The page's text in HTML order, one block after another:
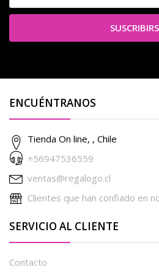
ENCUÉNTRANOS
Tienda On line, , Chile
+56947536559
ventas@regalogo.cl
Clientes que han confiado en
SERVICIO AL CLIENTE
Contacto